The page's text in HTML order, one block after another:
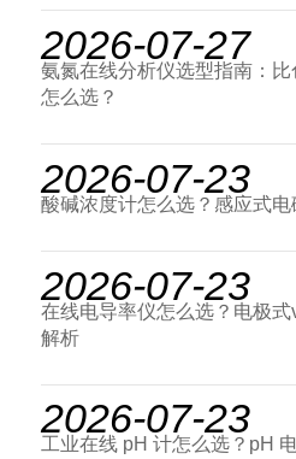
2026-07-27
氨氮在线分析仪选型指南：
怎么选？
2026-07-23
酸碱浓度计怎么选？感应式
2026-07-23
在线电导率仪怎么选？电极
解析
2026-07-23
工业在线 pH 计怎么选？pH